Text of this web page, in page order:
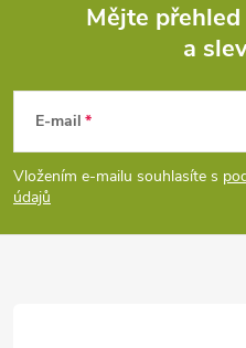
p
a
Mějte
a
E-mail
Vložením e-mailu souhlasíte s
údajů